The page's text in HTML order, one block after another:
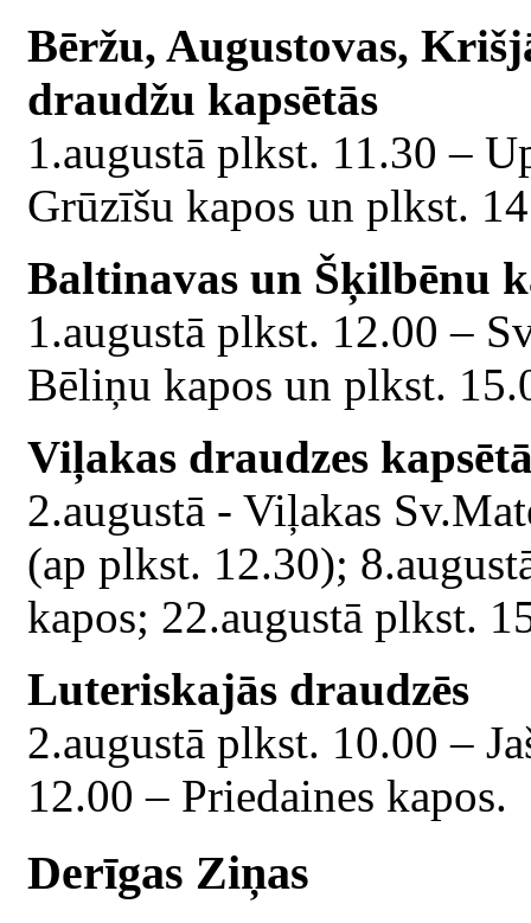
Bēržu, Augustovas,
draudžu kapsētās
1.augustā plkst. 11.30 –
Grūzīšu kapos un plkst.
Baltinavas un Šķilbēnu
1.augustā plkst. 12.00 –
Bēliņu kapos un plkst.
Viļakas draudzes
2.augustā - Viļakas
(ap plkst. 12.30);
kapos; 22.augustā plkst.
Luteriskajās draudzēs
2.augustā plkst. 10.00 –
12.00 – Priedaines kapos.
Derīgas Ziņas